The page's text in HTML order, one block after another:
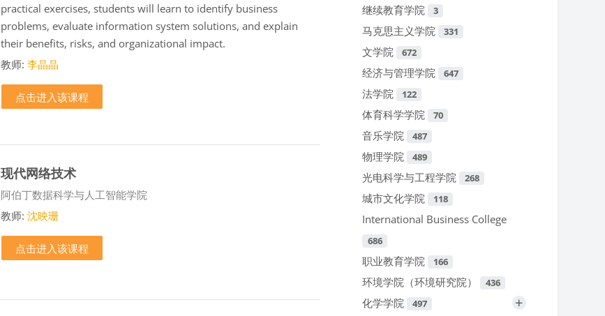
practical exercises, students will learn to identify business
problems, evaluate information system solutions, and explain
their benefits, risks, and organizational impact.
教师:李晶晶
点击进入该课程
现代网络技术
课程类别
阿伯丁数据科学与人工智能学院
教师:沈映珊
点击进入该课程
继续教育学院 3
马克思主义学院 331
文学院 672
经济与管理学院 647
法学院 122
体育科学学院 70
音乐学院 487
物理学院 489
光电科学与工程学院 268
城市文化学院 118
International Business College
686
职业教育学院 166
环境学院（环境研究院） 436
化学学院 497 +